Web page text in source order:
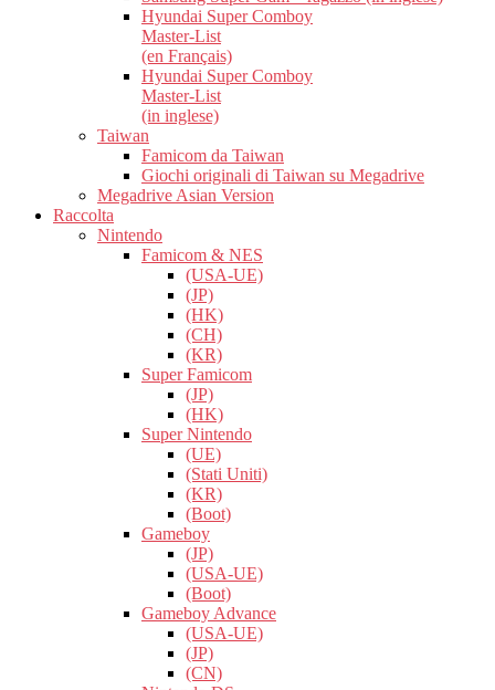
Hyundai Super Comboy
Master-List
(en Français)
Hyundai Super Comboy
Master-List
(in inglese)
Taiwan
Famicom da Taiwan
Giochi originali di Taiwan su Megadrive
Megadrive Asian Version
Raccolta
Nintendo
Famicom & NES
(USA-UE)
(JP)
(HK)
(CH)
(KR)
Super Famicom
(JP)
(HK)
Super Nintendo
(UE)
(Stati Uniti)
(KR)
(Boot)
Gameboy
(JP)
(USA-UE)
(Boot)
Gameboy Advance
(USA-UE)
(JP)
(CN)